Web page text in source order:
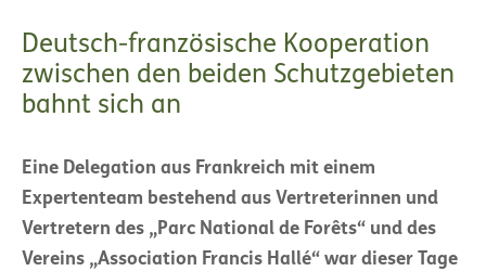
Deutsch-französische Kooperation
zwischen den beiden Schutzgebieten
bahnt sich an
Eine Delegation aus Frankreich mit einem
Expertenteam bestehend aus Vertreterinnen und
Vertretern des „Parc National de Forêts“ und des
Vereins „Association Francis Hallé“ war dieser Tage